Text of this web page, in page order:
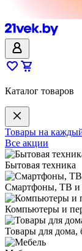
Каталог товаров
Товары на
Все акции
Бытовая техника
Смартфоны, ТВ и
Компьютеры и
Товары для дома,